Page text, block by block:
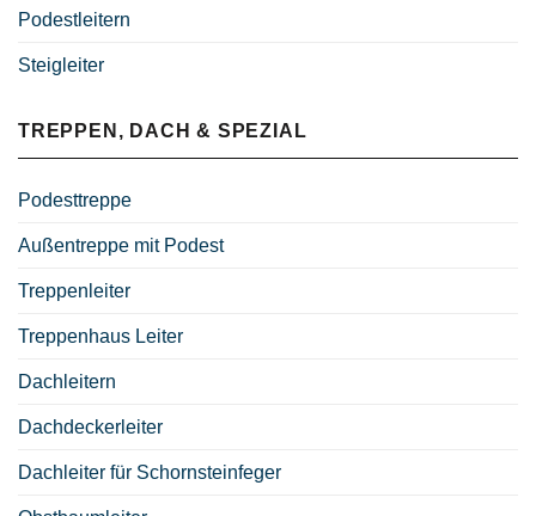
Podestleitern
Steigleiter
TREPPEN, DACH & SPEZIAL
Podesttreppe
Außentreppe mit Podest
Treppenleiter
Treppenhaus Leiter
Dachleitern
Dachdeckerleiter
Dachleiter für Schornsteinfeger